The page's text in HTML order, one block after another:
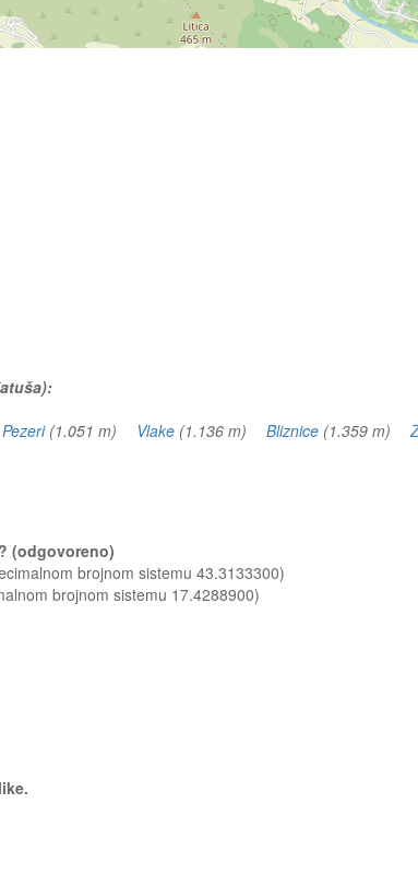
Pezeri(1.051 m) Vlake (1.136 m) Bliznice (1.359 m)
(odgovoreno)
brojnom sistemu 43.3133300)
brojnom sistemu 17.4288900)